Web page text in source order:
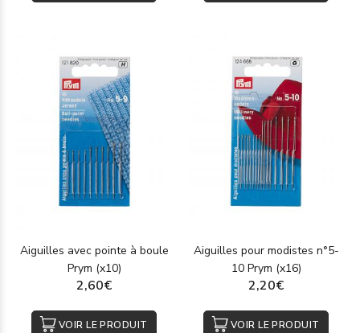
Aiguilles avec pointe à boule
Prym (x10)
2,60€
VOIR LE PRODUIT
Aiguilles pour modistes n°5-
10 Prym (x16)
2,20€
VOIR LE PRODUIT